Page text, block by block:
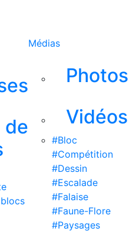
de
Médias
Photos
Vidéos
#Bloc
#Compétition
#Dessin
#Escalade
#Falaise
#Faune-Flore
#Paysages